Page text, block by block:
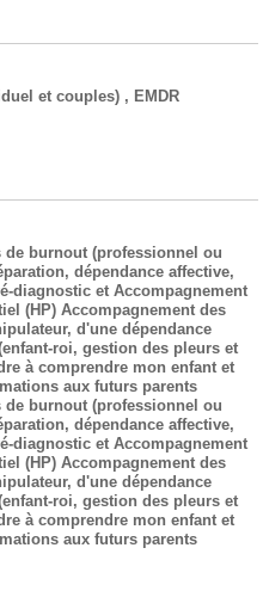
et couples) , EMDR
de burnout (professionnel ou
dépendance affective,
diagnostic et Accompagnement
(HP) Accompagnement des
d'une dépendance
roi, gestion des pleurs et
à comprendre mon enfant et
aux futurs parents
de burnout (professionnel ou
dépendance affective,
diagnostic et Accompagnement
(HP) Accompagnement des
d'une dépendance
roi, gestion des pleurs et
à comprendre mon enfant et
aux futurs parents